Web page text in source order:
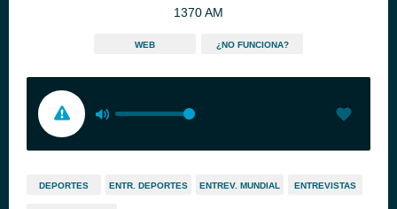
1370 AM
WEB ¿NO FUNCIONA?
DEPORTES ENTR. DEPORTES ENTREV. MUNDIAL ENTREVISTAS